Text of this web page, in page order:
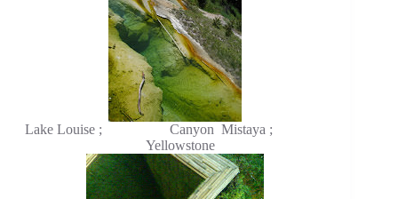
Lake Louise ; Canyon Mistaya ;
Yellowstone